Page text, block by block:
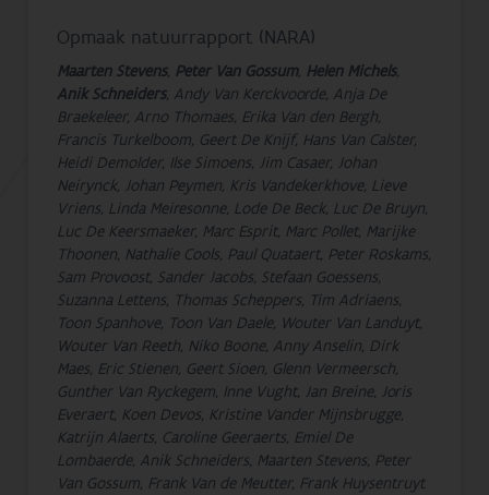
Opmaak natuurrapport (NARA)
Maarten Stevens, Peter Van Gossum, Helen Michels,
Anik Schneiders, Andy Van Kerckvoorde, Anja De
Braekeleer, Arno Thomaes, Erika Van den Bergh,
Francis Turkelboom, Geert De Knijf, Hans Van Calster,
Heidi Demolder, Ilse Simoens, Jim Casaer, Johan
Neirynck, Johan Peymen, Kris Vandekerkhove, Lieve
Vriens, Linda Meiresonne, Lode De Beck, Luc De Bruyn,
Luc De Keersmaeker, Marc Esprit, Marc Pollet, Marijke
Thoonen, Nathalie Cools, Paul Quataert, Peter Roskams,
Sam Provoost, Sander Jacobs, Stefaan Goessens,
Suzanna Lettens, Thomas Scheppers, Tim Adriaens,
Toon Spanhove, Toon Van Daele, Wouter Van Landuyt,
Wouter Van Reeth, Niko Boone, Anny Anselin, Dirk
Maes, Eric Stienen, Geert Sioen, Glenn Vermeersch,
Gunther Van Ryckegem, Inne Vught, Jan Breine, Joris
Everaert, Koen Devos, Kristine Vander Mijnsbrugge,
Katrijn Alaerts, Caroline Geeraerts, Emiel De
Lombaerde, Anik Schneiders, Maarten Stevens, Peter
Van Gossum, Frank Van de Meutter, Frank Huysentruyt